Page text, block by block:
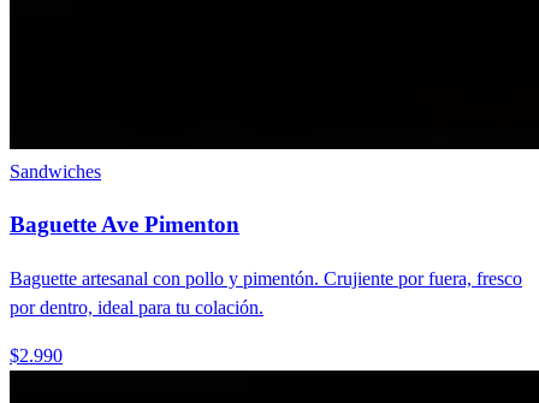
Sandwiches
Baguette Ave Pimenton
Baguette artesanal con pollo y pimentón. Crujiente por fuera, fresco
por dentro, ideal para tu colación.
$2.990